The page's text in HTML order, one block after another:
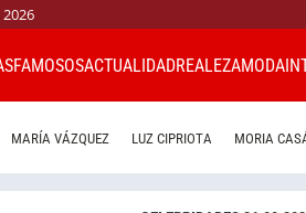
2026
FAMOSOSACTUALIDADREALEZAMODA
MARÍA VÁZQUEZ LUZ CIPRIOTA MORIA